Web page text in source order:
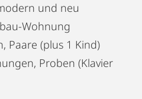
und neu
Wohnung
Paare (plus 1 Kind)
Proben (Klavier